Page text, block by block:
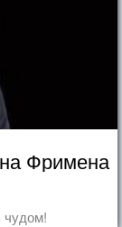
Фримена
чудом!